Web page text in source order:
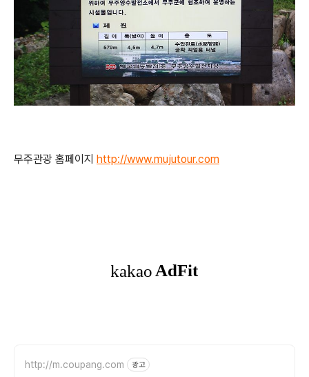
무주관광 홈페이지 http://www.mujutour.com
http://m.coupang.com 광고